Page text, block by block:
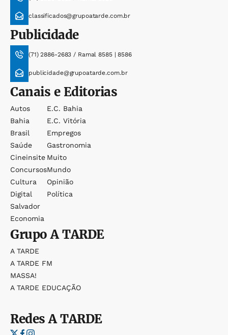
classificados@grupoatarde.com.br
Publicidade
(71) 2886-2683 / Ramal 8585 | 8586
publicidade@grupoatarde.com.br
Canais e Editorias
Autos
Bahia
Brasil
Saúde
Cineinsite
Concursos
Cultura
Digital
Salvador
Economia
E.c. Bahia
E.c. Vitória
Empregos
Gastronomia
Muito
Mundo
Opinião
Política
GrupoA TARDE
A TARDE
A TARDE FM
MASSA!
A TARDE EDUCAÇÃO
RedesA TARDE